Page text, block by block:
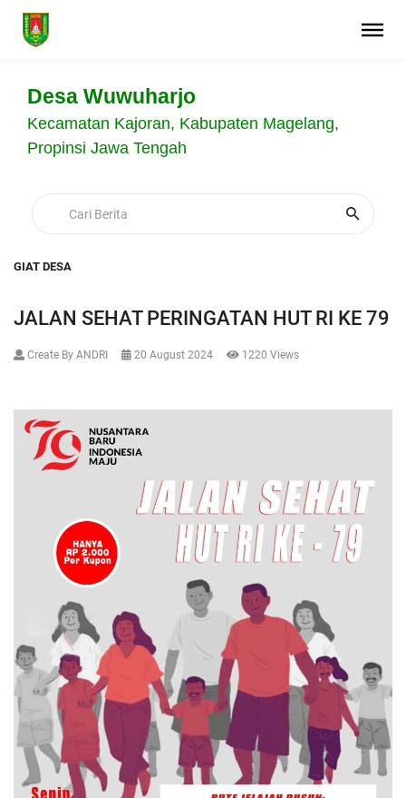
Desa Wuwuharjo
Kecamatan Kajoran, Kabupaten Magelang,
Propinsi Jawa Tengah
GIAT DESA
JALAN SEHAT PERINGATAN HUT RI KE 79
Create By ANDRI 20 August 2024 1220 Views